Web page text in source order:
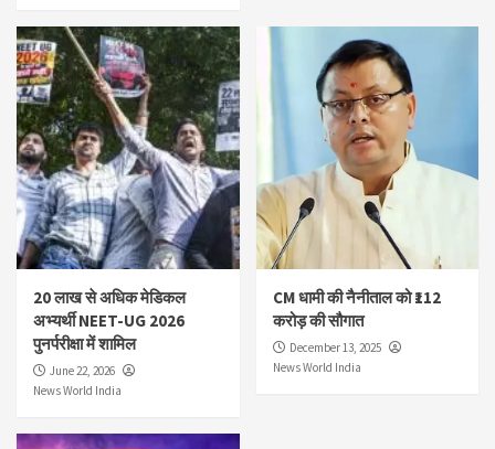
20 लाख से अधिक मेडिकल
अभ्यर्थी NEET-UG 2026
पुनर्परीक्षा में शामिल
June 22, 2026
News World India
CM धामी की नैनीताल को ₹112
करोड़ की सौगात
December 13, 2025
News World India